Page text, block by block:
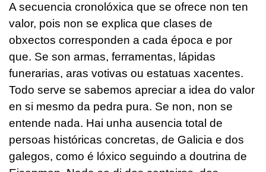
A secuencia cronolóxica que se ofrece non ten
valor, pois non se explica que clases de
obxectos corresponden a cada época e por
que. Se son armas, ferramentas, lápidas
funerarias, aras votivas ou estatuas xacentes.
Todo serve se sabemos apreciar a idea do valor
en si mesmo da pedra pura. Se non, non se
entende nada. Hai unha ausencia total de
persoas históricas concretas, de Galicia e dos
galegos, como é lóxico seguindo a doutrina de